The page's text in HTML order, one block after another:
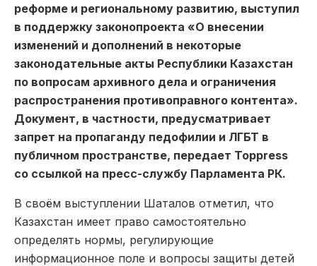
реформе и региональному развитию, выступил
в поддержку законопроекта «О внесении
изменений и дополнений в некоторые
законодательные акты Республики Казахстан
по вопросам архивного дела и ограничения
распространения противоправного контента».
Документ, в частности, предусматривает
запрет на пропаганду педофилии и ЛГБТ в
публичном пространстве, передает Toppress
со ссылкой на пресс-службу Парламента РК.
В своём выступлении Шаталов отметил, что
Казахстан имеет право самостоятельно
определять нормы, регулирующие
информационное поле и вопросы защиты детей